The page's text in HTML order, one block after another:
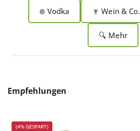
❄️ Vodka 🍷 Wein & Co.
🔍 Mehr
Produktgalerie überspringen
Empfehlungen
(4% GESPART)